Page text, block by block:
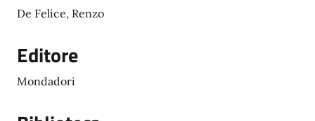
De Felice, Renzo
Editore
Mondadori